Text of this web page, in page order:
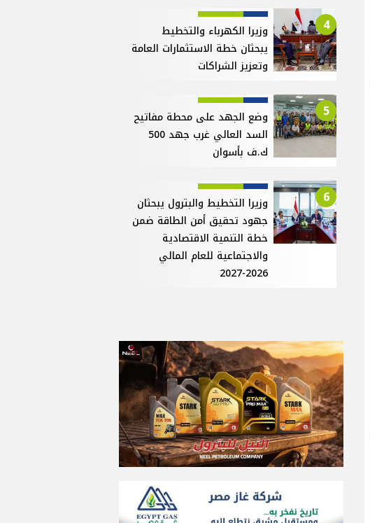
4
وزيرا الكهرباء والتخطيط
يبحثان خطة الاستثمارات العامة
وتعزيز الشراكات
5
وضع الجهد على محطة مفاتيح
السد العالي غرب جهد 500
ك.ف بأسوان
6
وزيرا التخطيط والبترول يبحثان
جهود تحقيق أمن الطاقة ضمن
خطة التنمية الاقتصادية
والاجتماعية للعام المالي
2026-2027